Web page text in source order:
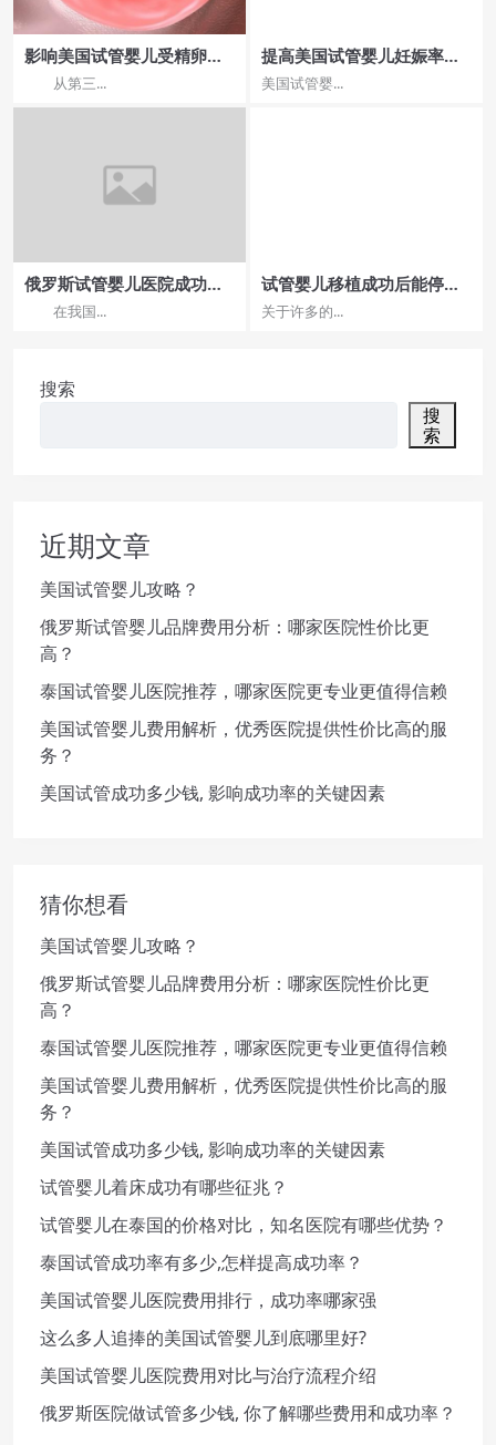
影响美国试管婴儿受精卵品
质的因素有哪些?
从第三...
提高美国试管婴儿妊娠率的
注意事项
美国试管婴...
俄罗斯试管婴儿医院成功率
哪家高？费用明细分析
在我国...
试管婴儿移植成功后能停保
胎药吗？试管成功后能停保
胎药吗？
关于许多的...
搜索
搜
索
近期文章
美国试管婴儿攻略？
俄罗斯试管婴儿品牌费用分析：哪家医院性价比更
高？
泰国试管婴儿医院推荐，哪家医院更专业更值得信赖
美国试管婴儿费用解析，优秀医院提供性价比高的服
务？
美国试管成功多少钱, 影响成功率的关键因素
猜你想看
美国试管婴儿攻略？
俄罗斯试管婴儿品牌费用分析：哪家医院性价比更
高？
泰国试管婴儿医院推荐，哪家医院更专业更值得信赖
美国试管婴儿费用解析，优秀医院提供性价比高的服
务？
美国试管成功多少钱, 影响成功率的关键因素
试管婴儿着床成功有哪些征兆？
试管婴儿在泰国的价格对比，知名医院有哪些优势？
泰国试管成功率有多少,怎样提高成功率？
美国试管婴儿医院费用排行，成功率哪家强
这么多人追捧的美国试管婴儿到底哪里好?
美国试管婴儿医院费用对比与治疗流程介绍
俄罗斯医院做试管多少钱, 你了解哪些费用和成功率？